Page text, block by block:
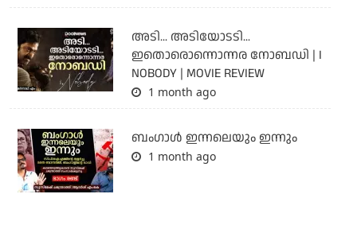
അടി... അടിയോടടി...
ഇതൊരൊന്നൊന്നര നോബഡി | I
NOBODY | MOVIE REVIEW
1 month ago
ബംഗാള്‍ ഇന്നലെയും ഇന്നും
1 month ago